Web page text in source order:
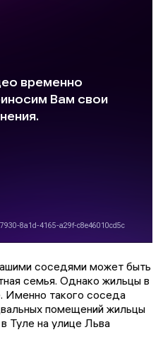
соседями может быть
семья. Однако жильцы в
Именно такого соседа
помещений жильцы
Туле на улице Льва